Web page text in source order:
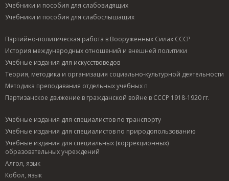
Учебники и пособия для слабовидящих
Учебники и пособия для слабослышащих
Партийно-политическая работа в Вооруженных Силах СССР
История международных отношений и внешней политики
Учебные издания для искусствоведов
Теория, методика и организация социально-культурной деятельности
Методика преподавания отдельных учебных п
Партизанское движение в гражданской войне в СССР 1918-1920 гг.
Учебные издания для специалистов по транспорту
Учебные издания для специалистов по природопользованию
Учебные издания для специальных (коррекционных)
образовательных учреждений
Алгол, язык
Кобол, язык